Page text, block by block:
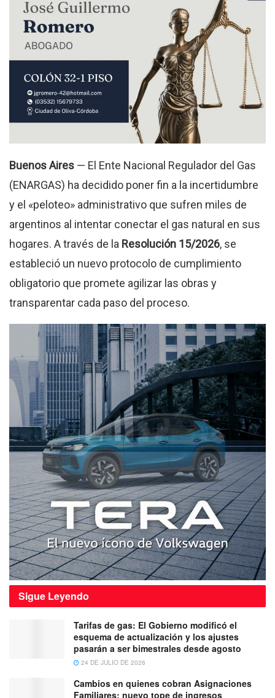
Buenos Aires — El Ente Nacional Regulador del Gas
(ENARGAS) ha decidido poner fin a la incertidumbre
y el «peloteo» administrativo que sufren miles de
argentinos al intentar conectar el gas natural en sus
hogares. A través de la Resolución 15/2026, se
estableció un nuevo protocolo de cumplimiento
obligatorio que promete agilizar las obras y
transparentar cada paso del proceso.
Sigue Leyendo
Tarifas de gas: El Gobierno modificó el
esquema de actualización y los ajustes
pasarán a ser bimestrales desde agosto
24 DE JULIO DE 2026
Cambios en quienes cobran Asignaciones
Familiares: nuevo tope de ingresos